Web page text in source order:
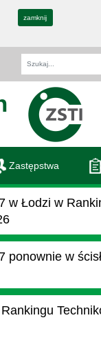
zamknij
Fraza
Zastępstwa
w Łodzi w
ponownie w